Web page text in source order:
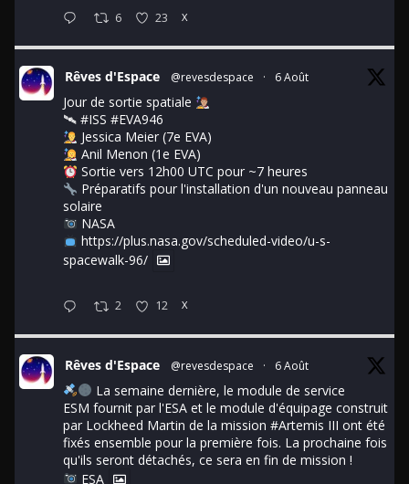
6 23 X
Rêves d'Espace @revesdespace · 6 Août
Jour de sortie spatiale
🛰 #ISS #EVA946
Jessica Meier (7e EVA)
Anil Menon (1e EVA)
Sortie vers 12h00 UTC pour ~7 heures
Préparatifs pour l'installation d'un nouveau panneau
solaire
NASA
https://plus.nasa.gov/scheduled-video/u-s-
spacewalk-96/
2 12 X
Rêves d'Espace @revesdespace · 6 Août
La semaine dernière, le module de service
ESM fournit par l'ESA et le module d'équipage construit
par Lockheed Martin de la mission #Artemis III ont été
fixés ensemble pour la première fois. La prochaine fois
qu'ils seront détachés, ce sera en fin de mission !
ESA